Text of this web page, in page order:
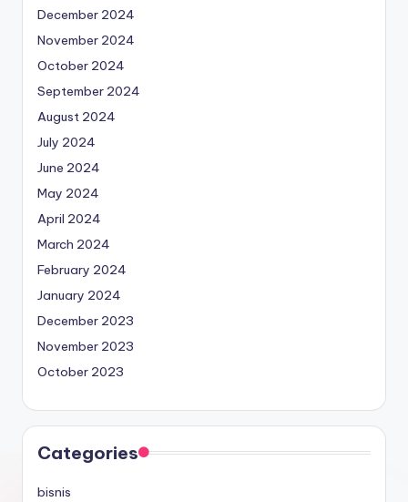
December 2024
November 2024
October 2024
September 2024
August 2024
July 2024
June 2024
May 2024
April 2024
March 2024
February 2024
January 2024
December 2023
November 2023
October 2023
Categories
bisnis